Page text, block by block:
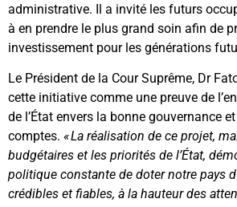
administrative. Il a invité les futurs
à en prendre le plus grand soin afin de
investissement pour les générations
Le Président de la Cour Suprême, Dr
cette initiative comme une preuve de
de l’État envers la bonne gouvernance
comptes. « La réalisation de ce projet,
budgétaires et les priorités de l’État,
politique constante de doter notre pays
crédibles et fiables, à la hauteur des